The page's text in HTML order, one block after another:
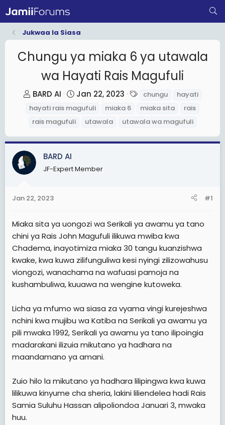
Jukwaa la Siasa
Chungu ya miaka 6 ya utawala
wa Hayati Rais Magufuli
T
h
a
d
s
r
e
r
BARD AI
S
t
t
a
Jan 22, 2023
a
chungu
hayati
hayati rais magufuli
miaka 6 miaka sita
rais
rais magufuli
utawala utawala wa magufuli
BARD AI
JF-Expert Member
Jan 22, 2023 #1
Miaka sita ya uongozi wa Serikali ya awamu ya tano
chini ya Rais John Magufuli ilikuwa mwiba kwa
Chadema, inayotimiza miaka 30 tangu kuanzishwa
kwake, kwa kuwa zilifunguliwa kesi nyingi zilizowahusu
viongozi, wanachama na wafuasi pamoja na
kushambuliwa, kuuawa na wengine kutoweka.
Licha ya mfumo wa siasa za vyama vingi kurejeshwa
nchini kwa mujibu wa Katiba na Serikali ya awamu ya
pili mwaka 1992, Serikali ya awamu ya tano ilipoingia
madarakani ilizuia mikutano ya hadhara na
maandamano ya amani.
Zuio hilo la mikutano ya hadhara lilipingwa kwa kuwa
lilikuwa kinyume cha sheria, lakini liliendelea hadi Rais
Samia Suluhu Hassan alipoliondoa Januari 3, mwaka
huu.